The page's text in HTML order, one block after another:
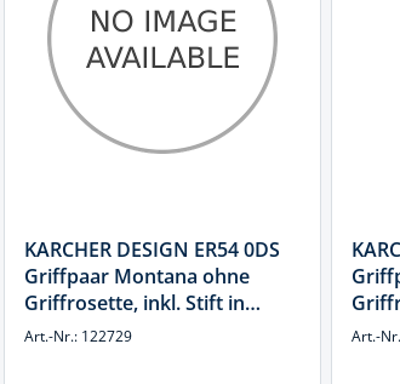
KARCHER DESIGN ER54 0DS
Griffpaar Montana ohne
Griffrosette, inkl. Stift in
Edelstahl matt, Edelstahl
Art.-Nr.: 122729 Art.-